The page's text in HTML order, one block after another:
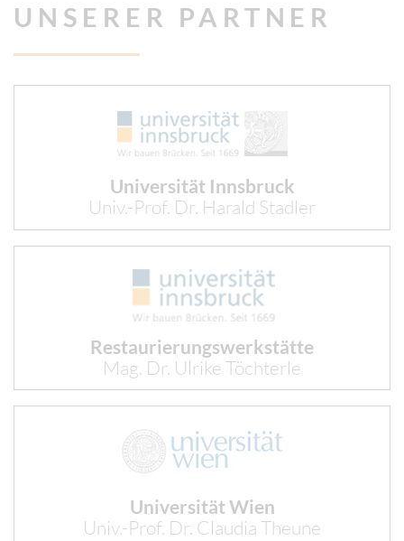
UNSERER PARTNER
Universität Innsbruck
Univ.-Prof. Dr. Harald Stadler
Restaurierungswerkstätte
Mag. Dr. Ulrike Töchterle
Universität Wien
Univ.-Prof. Dr. Claudia Theune